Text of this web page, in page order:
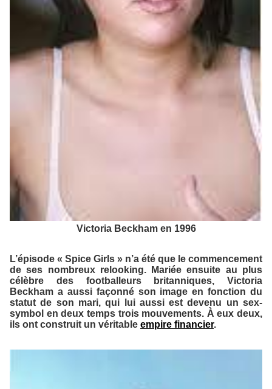
Victoria Beckham en 1996
L’épisode « Spice Girls » n’a été que le commencement
de ses nombreux relooking. Mariée ensuite au plus
célèbre des footballeurs britanniques, Victoria
Beckham a aussi façonné son image en fonction du
statut de son mari, qui lui aussi est devenu un sex-
symbol en deux temps trois mouvements. À eux deux,
ils ont construit un véritable empire financier.